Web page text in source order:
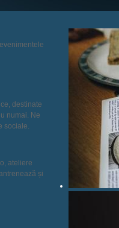
destinate
numai. Ne
sociale.
ateliere
și